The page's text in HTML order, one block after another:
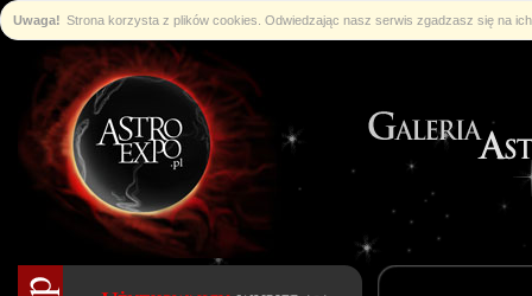
Uwaga! Strona korzysta z plików cookies. Odwiedzając nasz serwis zgadzasz się na